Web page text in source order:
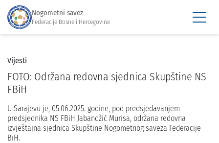
Nogometni savez
Federacije Bosne i Hercegovine
Vijesti
FOTO: Održana redovna sjednica Skupštine NS
FBiH
U Sarajevu je, 05.06.2025. godine, pod predsjedavanjem
predsjednika NS FBiH Jabandžić Murisa, održana redovna
izvještajna sjednica Skupštine Nogometnog saveza Federacije
BiH.